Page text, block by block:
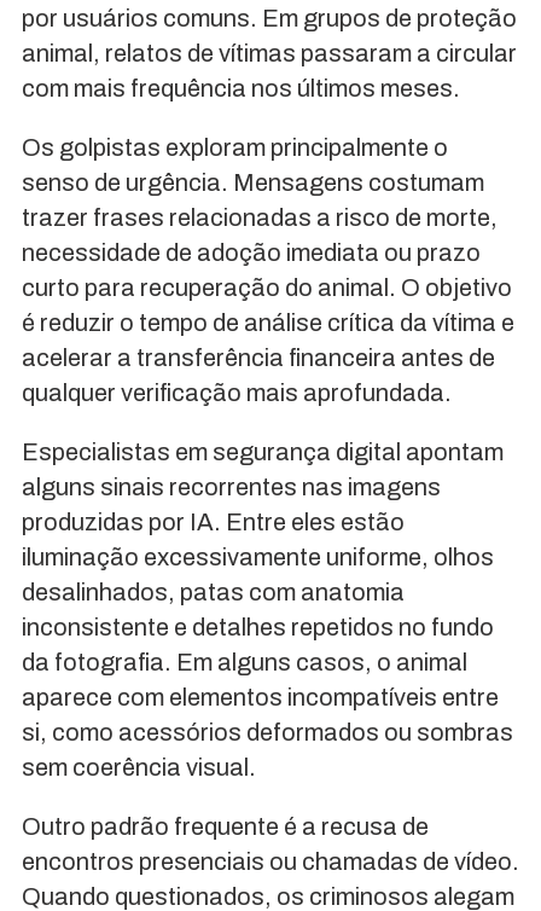
por usuários comuns. Em grupos de proteção
animal, relatos de vítimas passaram a circular
com mais frequência nos últimos meses.
Os golpistas exploram principalmente o
senso de urgência. Mensagens costumam
trazer frases relacionadas a risco de morte,
necessidade de adoção imediata ou prazo
curto para recuperação do animal. O objetivo
é reduzir o tempo de análise crítica da vítima e
acelerar a transferência financeira antes de
qualquer verificação mais aprofundada.
Especialistas em segurança digital apontam
alguns sinais recorrentes nas imagens
produzidas por IA. Entre eles estão
iluminação excessivamente uniforme, olhos
desalinhados, patas com anatomia
inconsistente e detalhes repetidos no fundo
da fotografia. Em alguns casos, o animal
aparece com elementos incompatíveis entre
si, como acessórios deformados ou sombras
sem coerência visual.
Outro padrão frequente é a recusa de
encontros presenciais ou chamadas de vídeo.
Quando questionados, os criminosos alegam